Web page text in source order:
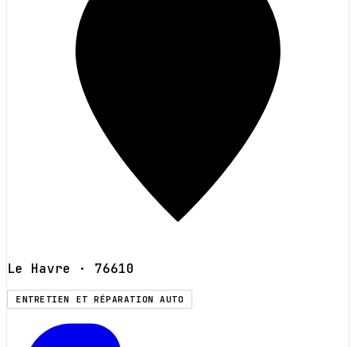
Le Havre · 76610
ENTRETIEN ET RÉPARATION AUTO